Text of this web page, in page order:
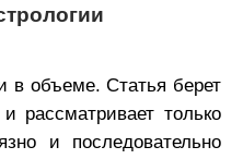
в объеме. Статья берет
рассматривает только
и последовательно